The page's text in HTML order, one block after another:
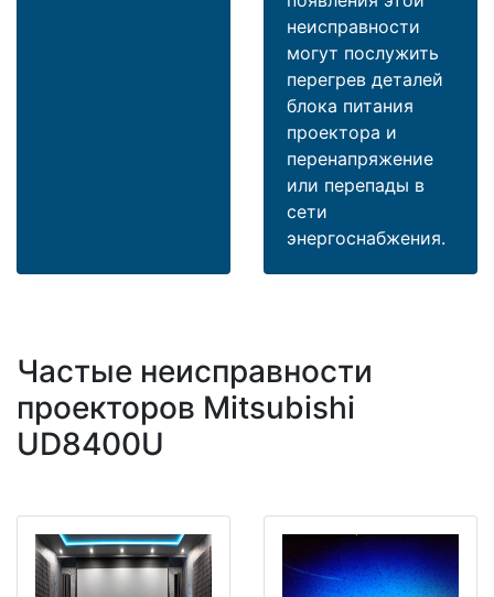
неисправности
могут послужить
перегрев деталей
блока питания
проектора и
перенапряжение
или перепады в
сети
энергоснабжения.
Частые неисправности
проекторов Mitsubishi
UD8400U